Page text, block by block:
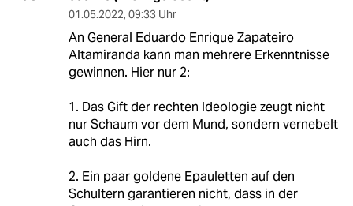
01.05.2022, 09:33 Uhr
An General Eduar­do Enrique Zapateiro
Altamiranda kann man mehrere Erkenntnisse
gewinnen. Hier nur 2:
1. Das Gift der rechten Ideologie zeugt nicht
nur Schaum vor dem Mund, sondern vernebelt
auch das Hirn.
2. Ein paar goldene Epauletten auf den
Schultern garantieren nicht, dass in der